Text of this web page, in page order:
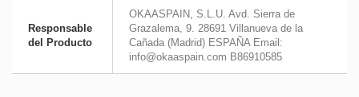
Responsable
del Producto
OKAASPAIN, S.L.U. Avd. Sierra de
Grazalema, 9. 28691 Villanueva de la
Cañada (Madrid) ESPAÑA Email:
info@okaaspain.com B86910585